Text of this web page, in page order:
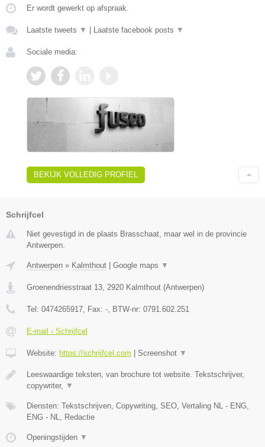
Er wordt gewerkt op afspraak.
Laatste tweets ▼ Laatste facebook posts ▼
Sociale media:
BEKIJK VOLLEDIG PROFIEL
Schrijfcel
Niet gevestigd in de plaats Brasschaat, maar wel in de provincie
Antwerpen.
Antwerpen » Kalmthout Google maps ▼
Groenendriesstraat 13, 2920 Kalmthout (Antwerpen)
Tel: 0474265917, Fax: -, BTW-nr: 0791.602.251
E-mail › Schrijfcel
Website: https://schrijfcel.com Screenshot ▼
Leeswaardige teksten, van brochure tot website. Tekstschrijver,
copywriter, ▼
Diensten: Tekstschrijven, Copywriting, SEO, Vertaling NL - ENG,
ENG - NL, Redactie
Openingstijden ▼